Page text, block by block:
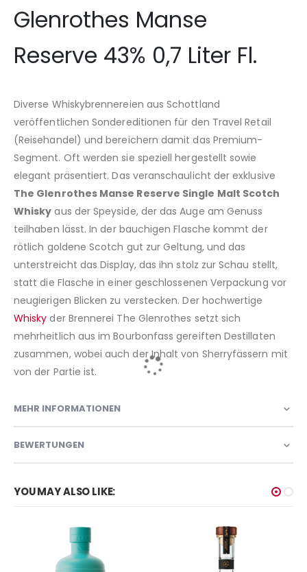
Glenrothes Manse
Reserve 43% 0,7 Liter Fl.
Diverse Whiskybrennereien aus Schottland
veröffentlichen Sondereditionen für den Travel Retail
(Reisehandel) und bereichern damit das Premium-
Segment. Oft werden sie speziell hergestellt sowie
elegant präsentiert. Das veranschaulicht der exklusive
The Glenrothes Manse Reserve Single Malt Scotch
Whisky aus der Speyside, der das Auge am Genuss
teilhaben lässt. In der bauchigen Flasche kommt der
rötlich goldene Scotch gut zur Geltung, und das
unterstreicht das Display, das ihn stolz zur Schau stellt,
statt die Flasche in einer geschlossenen Verpackung vor
neugierigen Blicken zu verstecken. Der hochwertige
Whisky der Brennerei The Glenrothes setzt sich
mehrheitlich aus im Bourbonfass gereiften Destillaten
zusammen, wobei auch der Inhalt von Sherryfässern mit
von der Partie ist.
MEHR INFORMATIONEN
BEWERTUNGEN
YOU MAY ALSO LIKE: